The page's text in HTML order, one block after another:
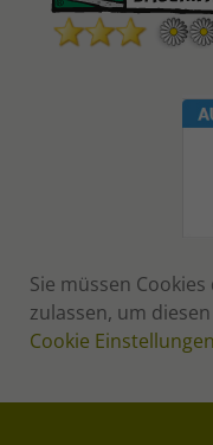
Sie müssen
zulassen, um
Cookie